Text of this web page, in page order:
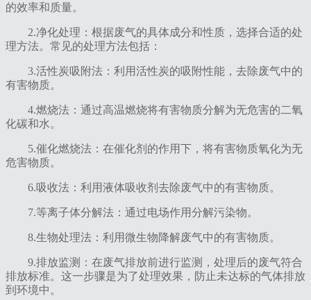
的效率和质量。
2‌.净化处理‌：根据废气的具体成分和性质，选择合适的处
理方法。常见的处理方法包括：
3‌.活性炭吸附法‌：利用活性炭的吸附性能，去除废气中的
有害物质。
4‌.燃烧法‌：通过高温燃烧将有害物质分解为无危害的二氧
化碳和水。
5‌.催化燃烧法‌：在催化剂的作用下，将有害物质氧化为无
危害物质。
6‌.吸收法‌：利用液体吸收剂去除废气中的有害物质。
7.等离子体分解法‌：通过电场作用分解污染物。
‌8.生物处理法‌：利用微生物降解废气中的有害物质。
‌9.排放监测‌：在废气排放前进行监测，处理后的废气符合
排放标准。这一步骤是为了处理效果，防止未达标的气体排放
到环境中。